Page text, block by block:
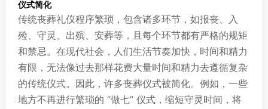
仪式简化
传统丧葬礼仪程序繁琐，包含诸多环节，如报丧、入
殓、守灵、出殡、安葬等，且每个环节都有严格的规矩
和禁忌。在现代社会，人们生活节奏加快，时间和精力
有限，无法像过去那样花费大量时间和精力去遵循复杂
的传统仪式。因此，许多丧葬仪式被简化。例如，一些
地方不再进行繁琐的 “做七” 仪式，缩短守灵时间，将